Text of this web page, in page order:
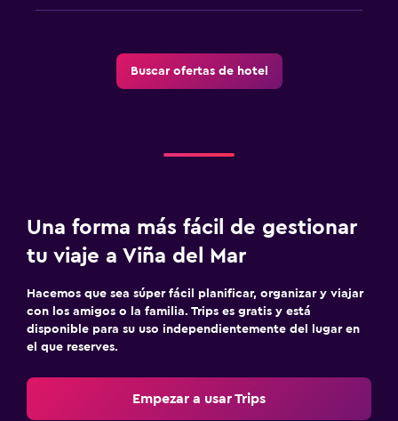
Buscar ofertas de hotel
Una forma más fácil de gestionar
tu viaje a Viña del Mar
Hacemos que sea súper fácil planificar, organizar y viajar
con los amigos o la familia. Trips es gratis y está
disponible para su uso independientemente del lugar en
el que reserves.
Empezar a usar Trips